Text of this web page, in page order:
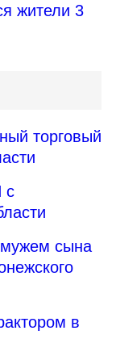
жители 3
торговый
с
сына
в